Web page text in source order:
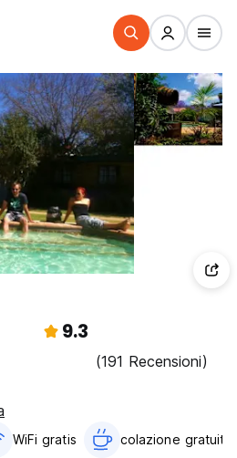
9.3
(191 Recensioni)
WiFi gratis colazione gratuita‎